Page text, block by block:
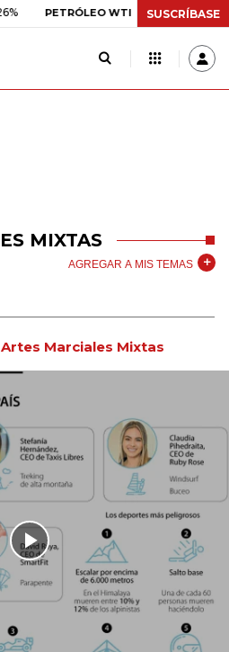
PETRÓLEO WTI US$ 78,01 US$ 2,92
SUSCRÍBASE
MIXTAS
AGREGAR A MIS TEMAS
Artes Marciales Mixtas